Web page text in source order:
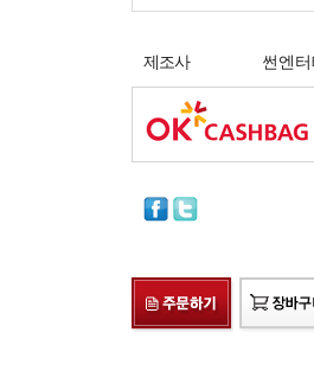
제조사 썬엔